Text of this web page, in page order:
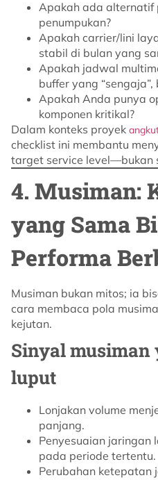
Apakah ada
penumpukan?
Apakah carrier/lini
stabil di bulan yang
Apakah jadwal
buffer yang “sengaja”,
Apakah Anda punya
komponen kritikal?
Dalam konteks proyek
checklist ini membantu
target service level—bukan
4. Musiman:
yang Sama
Performa
Musiman bukan mitos; ia
cara membaca pola
kejutan.
Sinyal musiman
luput
Lonjakan volume
panjang.
Penyesuaian jaringan
pada periode tertentu.
Perubahan ketepatan